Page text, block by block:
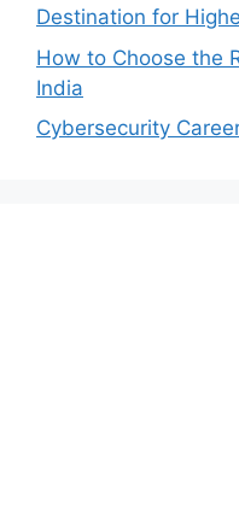
Destination for
How to Choose the
India
Cybersecurity